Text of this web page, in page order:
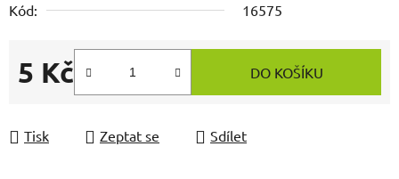
Kód:
16575
5 Kč
Měrná cena:
DO KOŠÍKU
Tisk Zeptat se Sdílet